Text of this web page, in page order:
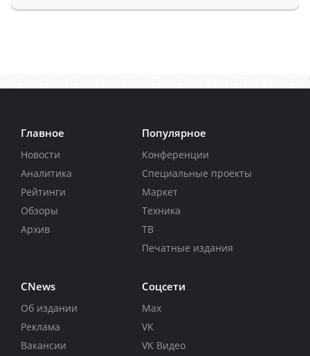
Главное
Новости
Аналитика
Рейтинги
Обзоры
Архив
Популярное
Конференции
Специальные проекты
Маркет
Техника
ТВ
Печатные издания
CNews
Об издании
Реклама
Вакансии
Соцсети
Max
VK
VK Видео